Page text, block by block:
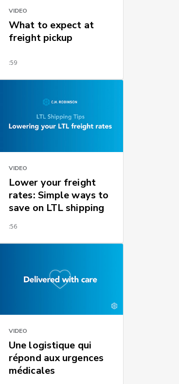
VIDEO
What to expect at
freight pickup
:59
VIDEO
Lower your freight
rates: Simple ways to
save on LTL shipping
:56
VIDEO
Une logistique qui
répond aux urgences
médicales